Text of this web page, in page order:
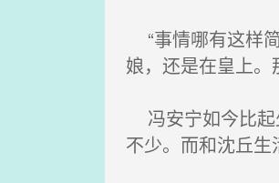
“事情哪有这样
娘，还是在皇上
冯安宁如今比起
不少。而和沈丘生